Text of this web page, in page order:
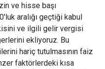
ve hisse başı
aralığı geçtiği kabul
ve ilgili gelir vergisi
ekliyoruz. Bu
hariç tutulmasının faiz
faktörlerdeki kısa